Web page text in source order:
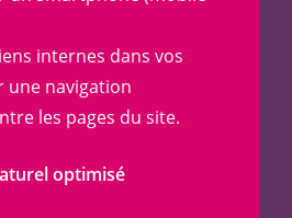
internes dans vos
une navigation
les pages du site.
optimisé